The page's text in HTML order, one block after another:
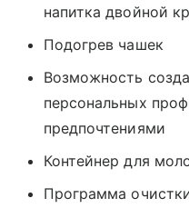
напитка двойной
Подогрев чашек
Возможность
персональных
предпочтениями
Контейнер для
Программа